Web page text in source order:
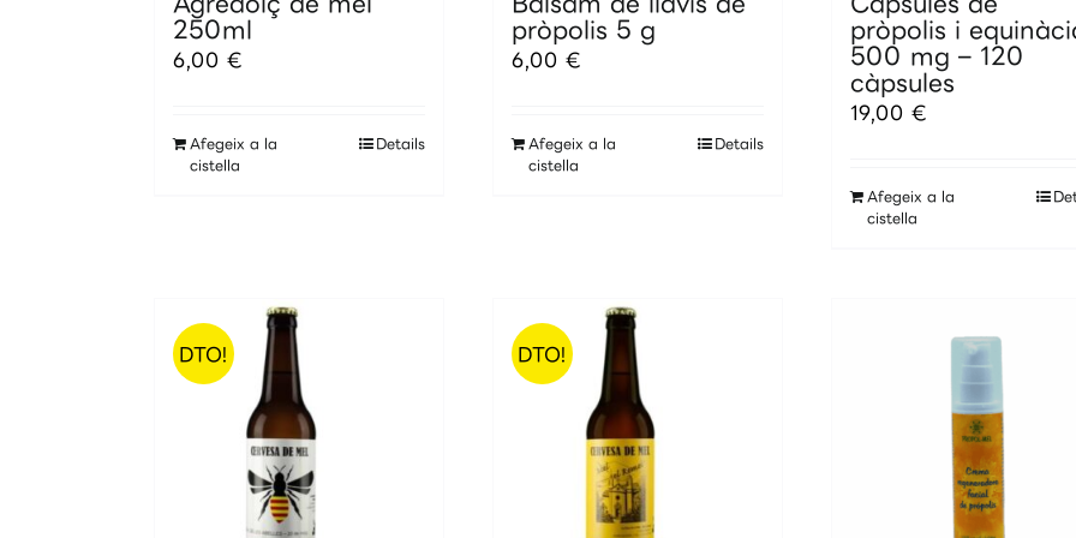
250ml
6,00€
Afegeix a la
cistella
Details
pròpolis 5 g
6,00€
Afegeix a la
cistella
Details
pròpolis i
500 mg – 120
càpsules
19,00 €
Afegeix a la
cistella
DTO! DTO!